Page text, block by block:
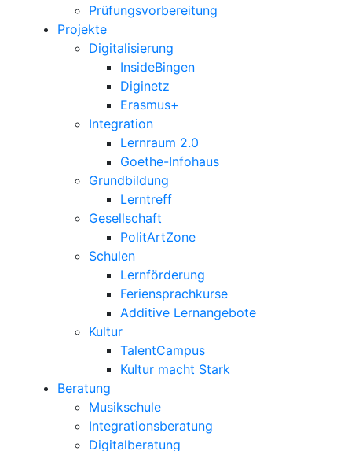
Prüfungsvorbereitung
Projekte
Digitalisierung
InsideBingen
Diginetz
Erasmus+
Integration
Lernraum 2.0
Goethe-Infohaus
Grundbildung
Lerntreff
Gesellschaft
PolitArtZone
Schulen
Lernförderung
Feriensprachkurse
Additive Lernangebote
Kultur
TalentCampus
Kultur macht Stark
Beratung
Musikschule
Integrationsberatung
Digitalberatung